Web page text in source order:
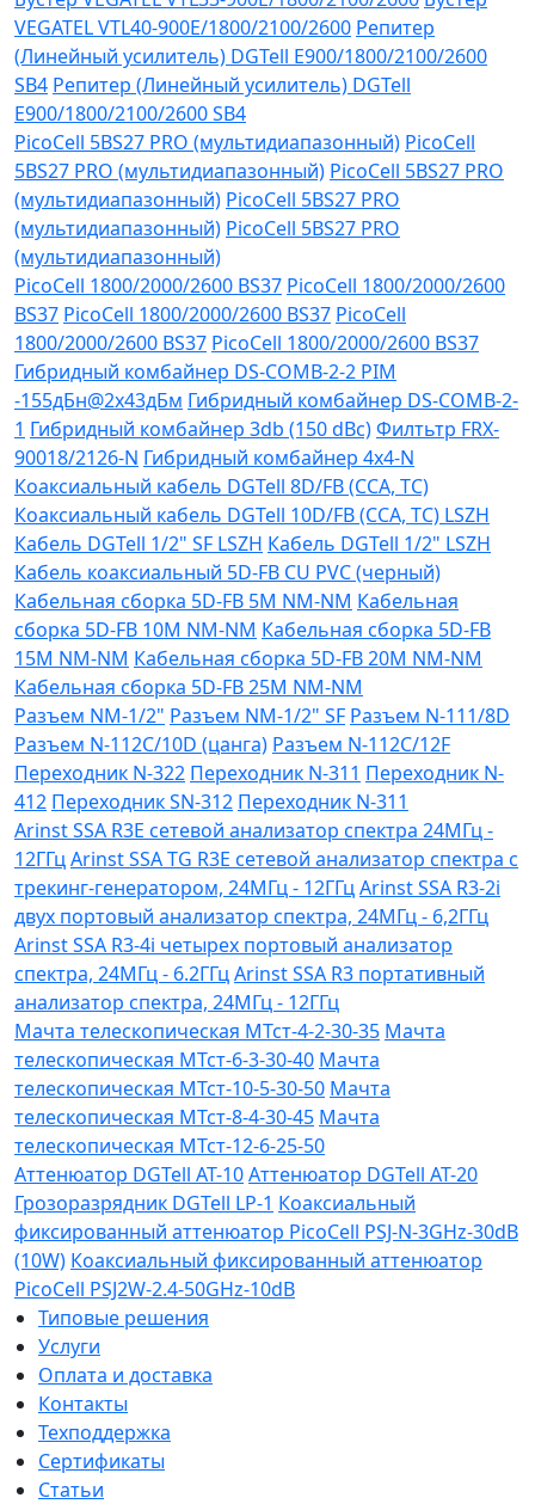
VEGATEL VTL40-900E/1800/2100/2600 Репитер
(Линейный усилитель) DGTell Е900/1800/2100/2600
SB4 Репитер (Линейный усилитель) DGTell
Е900/1800/2100/2600 SB4
PicoCell 5BS27 PRO (мультидиапазонный) PicoCell
5BS27 PRO (мультидиапазонный) PicoCell 5BS27 PRO
(мультидиапазонный) PicoCell 5BS27 PRO
(мультидиапазонный) PicoCell 5BS27 PRO
(мультидиапазонный)
PicoCell 1800/2000/2600 BS37 PicoCell 1800/2000/2600
BS37 PicoCell 1800/2000/2600 BS37 PicoCell
1800/2000/2600 BS37 PicoCell 1800/2000/2600 BS37
Гибридный комбайнер DS-COMB-2-2 PIM
-155дБн@2x43дБм Гибридный комбайнер DS-COMB-2-
1 Гибридный комбайнер 3db (150 dBc)Филтьтр FRX-
90018/2126-N Гибридный комбайнер 4х4-N
Коаксиальный кабель DGTell 8D/FB (CCA, TC)
Коаксиальный кабель DGTell 10D/FB (CCA, TC) LSZH
Кабель DGTell 1/2" SF LSZH Кабель DGTell 1/2" LSZH
Кабель коаксиальный 5D-FB CU PVC (черный)
Кабельная сборка 5D-FB 5М NM-NM Кабельная
сборка 5D-FB 10М NM-NM Кабельная сборка 5D-FB
15М NM-NM Кабельная сборка 5D-FB 20М NM-NM
Кабельная сборка 5D-FB 25М NM-NM
Разъем NM-1/2" Разъем NM-1/2" SF Разъем N-111/8D
Разъем N-112C/10D (цанга) Разъем N-112C/12F
Переходник N-322 Переходник N-311 Переходник N-
412 Переходник SN-312 Переходник N-311
Arinst SSA R3Е сетевой анализатор спектра 24МГц -
12ГГцArinst SSA TG R3Е сетевой анализатор спектра с
трекинг-генератором, 24МГц - 12ГГцArinst SSA R3-2i
двух портовый анализатор спектра, 24МГц - 6,2ГГц
Arinst SSA R3-4i четырех портовый анализатор
спектра, 24МГц - 6.2ГГцArinst SSA R3 портативный
анализатор спектра, 24МГц - 12ГГц
Мачта телескопическая МТст-4-2-30-35 Мачта
телескопическая МТст-6-3-30-40 Мачта
телескопическая МТст-10-5-30-50 Мачта
телескопическая МТст-8-4-30-45 Мачта
телескопическая МТст-12-6-25-50
Аттенюатор DGTell AT-10Аттенюатор DGTell AT-20
Грозоразрядник DGTell LP-1 Коаксиальный
фиксированный аттенюатор PicoCell PSJ-N-3GHz-30dB
(10W) Коаксиальный фиксированный аттенюатор
PicoCell PSJ2W-2.4-50GHz-10dB
Типовые решения
Услуги
Оплата и доставка
Контакты
Техподдержка
Сертификаты
Статьи